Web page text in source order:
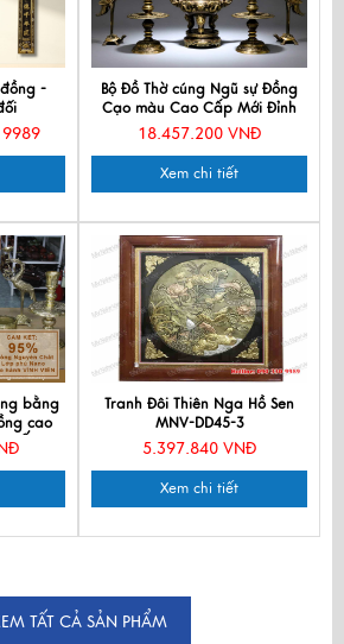
-
Bộ Đồ Thờ cúng Ngũ sự Đồng
Cạo màu Cao Cấp Mới Đỉnh
cao 55cm
18.457.200 VNĐ
Xem chi tiết
bằng
cao
Ống
Tranh Đôi Thiên Nga Hồ Sen
MNV-DD45-3
5.397.840 VNĐ
Xem chi tiết
TẤT CẢ SẢN PHẨM